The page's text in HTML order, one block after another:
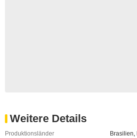
Weitere Details
Produktionsländer Brasilien,